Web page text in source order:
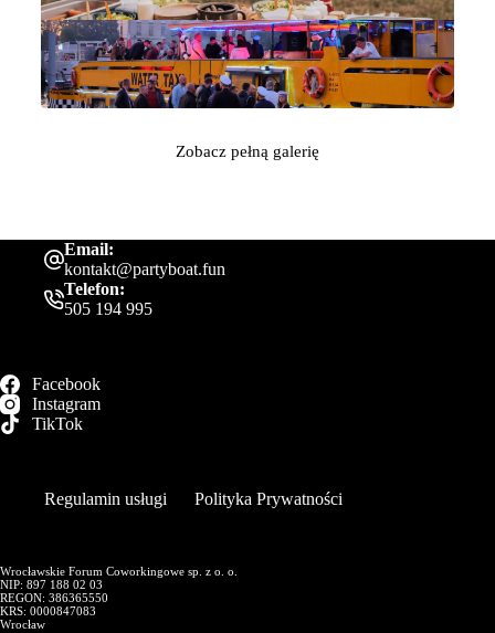
Zobacz pełną galerię
Email:
kontakt@partyboat.fun
Telefon:
505 194 995
Facebook
Instagram
TikTok
Regulamin usługi Polityka Prywatności
Wrocławskie Forum Coworkingowe sp. z o. o.
NIP: 897 188 02 03
REGON: 386365550
KRS: 0000847083
Wrocław